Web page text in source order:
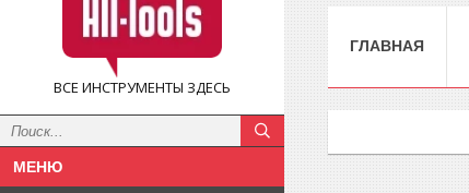
ВСЕ ИНСТРУМЕНТЫ ЗДЕСЬ
ГЛАВНАЯ